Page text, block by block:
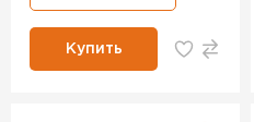
Купить